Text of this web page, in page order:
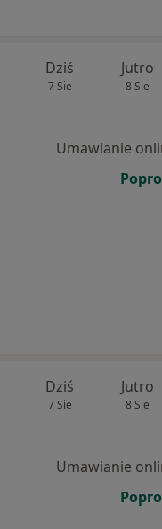
Dziś
7 Sie
Jutro
8 Sie
Umawianie
Dziś
7 Sie
Jutro
8 Sie
Umawianie